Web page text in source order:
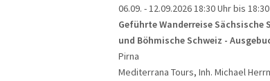
06.09. - 12.09.202618:30 Uhr bis
Geführte Wanderreise Sächsische
und Böhmische Schweiz -
Pirna
Mediterrana Tours, Inh. Michael